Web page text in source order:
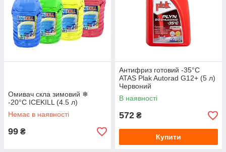
Омивач скла зимовий ❄
-20°С ICEKILL (4.5 л)
Немає в наявності
99 ₴
Антифриз готовий -35°C
ATAS Plak Autorad G12+ (5 л)
Червоний
В наявності
572 ₴
Купити